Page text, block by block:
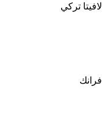
لافيتا تركي
فرانك